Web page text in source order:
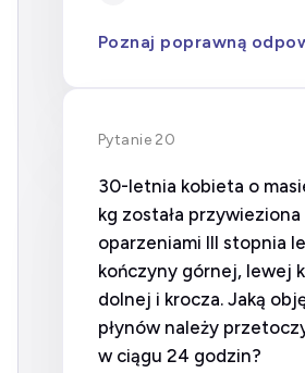
Poznaj poprawną
Pytanie 20
30-letnia kobieta o
kg została przywieziona
oparzeniami III stopnia
kończyny górnej, lewej
dolnej i krocza. Jaką
płynów należy
w ciągu 24 godzin?